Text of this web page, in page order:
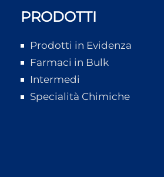
PRODOTTI
Prodotti in Evidenza
Farmaci in Bulk
Intermedi
Specialità Chimiche